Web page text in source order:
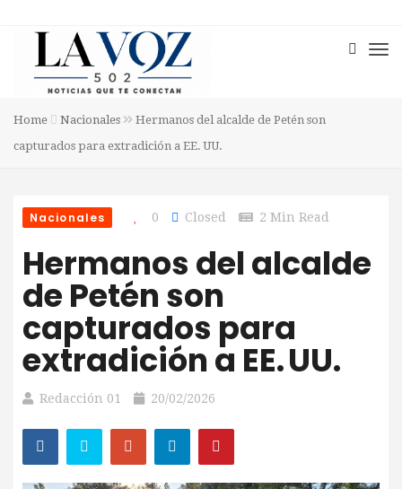
Home Nacionales
Hermanos del alcalde de Petén son
capturados para extradición a EE. UU.
Nacionales 0 Closed 2 Min Read
Hermanos del alcalde
de Petén son
capturados para
extradición a EE. UU.
Redacción 01 20/02/2026